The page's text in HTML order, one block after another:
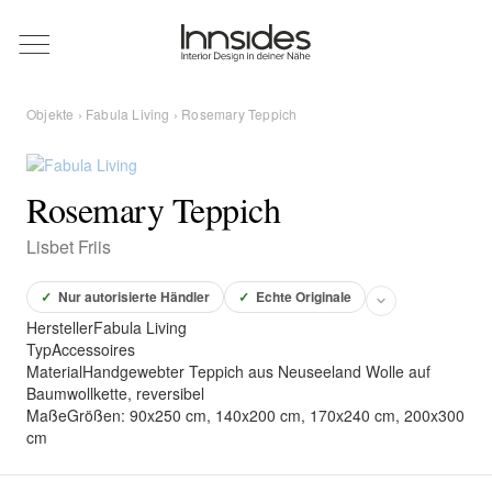
Magazin
Showrooms
Designer
Objekte
Über uns
Für Händler
Objekte › Fabula Living › Rosemary Teppich
Rosemary Teppich
Lisbet Friis
✓ Nur autorisierte Händler ✓ Echte Originale
HerstellerFabula Living
TypAccessoires
MaterialHandgewebter Teppich aus Neuseeland Wolle auf
Baumwollkette, reversibel
MaßeGrößen: 90x250 cm, 140x200 cm, 170x240 cm, 200x300
cm